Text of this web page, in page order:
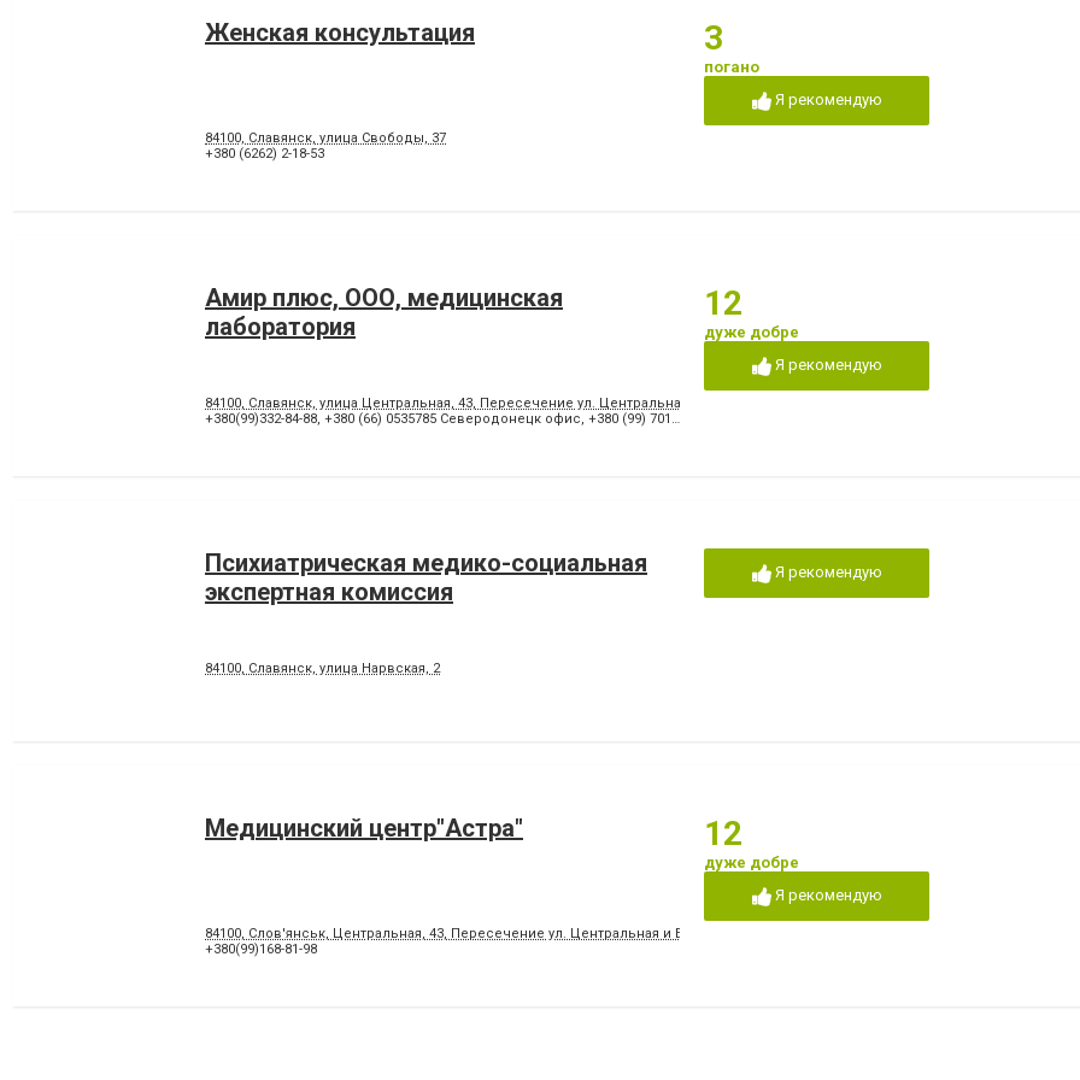
Женская консультация
84100, Славянск, улица Свободы, 37
+380 (6262) 2-18-53
3
погано
Я рекомендую
Амир плюс, ООО, медицинская
лаборатория
84100, Славянск, улица Центральная, 43, Пересечение ул. Центральная и Банковая. Рядом с «Поликлиника АИЗ», самолетом.
+380(99)332-84-88, +380 (66) 0535785 Северодонецк офис, +380 (99) 7015287 Северодонецк Алексей Эдуардович
12
дуже добре
Я рекомендую
Психиатрическая медико-социальная
экспертная комиссия
84100, Славянск, улица Нарвская, 2
Я рекомендую
Медицинский центр"Астра"
84100, Слов'янськ, Центральная, 43, Пересечение ул. Центральная и Банковая.Рядом с "Поликлиника АИЗ" Самолетом.
+380(99)168-81-98
12
дуже добре
Я рекомендую